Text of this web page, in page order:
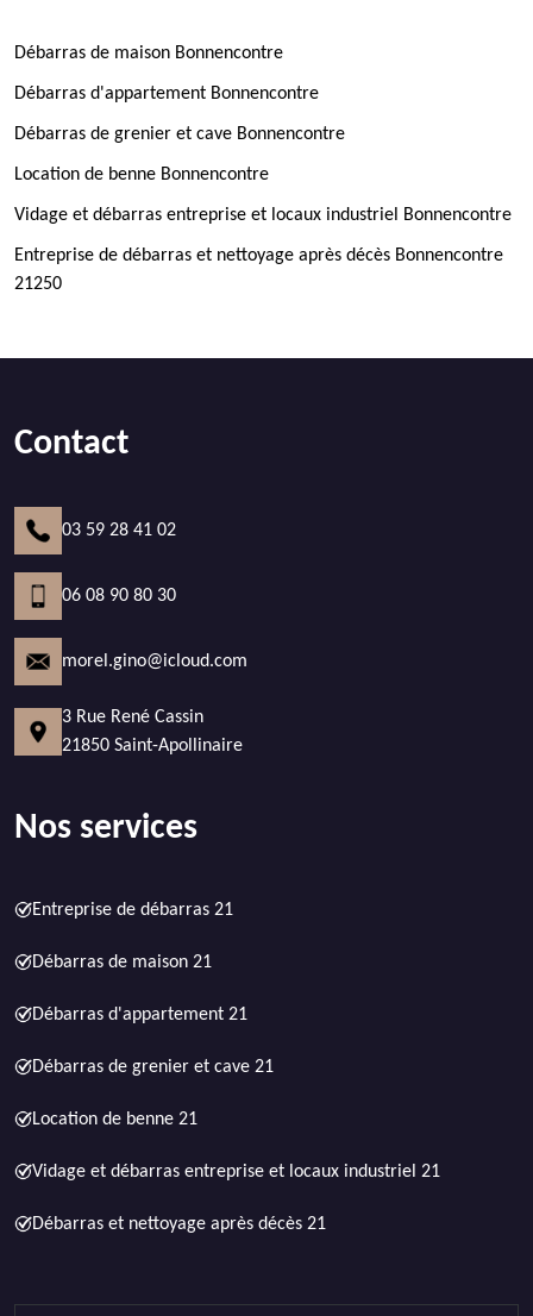
Débarras de maison Bonnencontre
Débarras d'appartement Bonnencontre
Débarras de grenier et cave Bonnencontre
Location de benne Bonnencontre
Vidage et débarras entreprise et locaux industriel Bonnencontre
Entreprise de débarras et nettoyage après décès Bonnencontre
21250
Contact
03 59 28 41 02
06 08 90 80 30
morel.gino@icloud.com
3 Rue René Cassin
21850 Saint-Apollinaire
Nos services
Entreprise de débarras 21
Débarras de maison 21
Débarras d'appartement 21
Débarras de grenier et cave 21
Location de benne 21
Vidage et débarras entreprise et locaux industriel 21
Débarras et nettoyage après décès 21